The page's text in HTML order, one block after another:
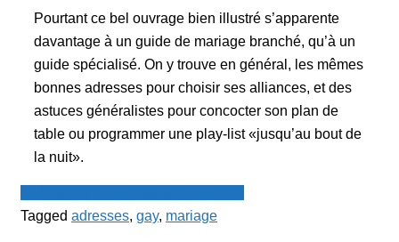
Pourtant ce bel ouvrage bien illustré s’apparente
davantage à un guide de mariage branché, qu’à un
guide spécialisé. On y trouve en général, les mêmes
bonnes adresses pour choisir ses alliances, et des
astuces généralistes pour concocter son plan de
table ou programmer une play-list «jusqu’au bout de
la nuit».
Tagged adresses, gay, mariage